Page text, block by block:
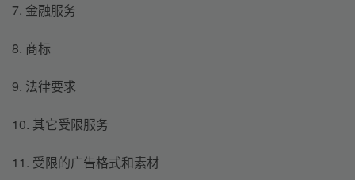
7. 金融服务
8. 商标
9. 法律要求
10. 其它受限服务
11. 受限的广告格式和素材